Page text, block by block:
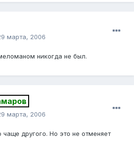
марта, 2006
никогда не был.
марта, 2006
другого. Но это не отменяет